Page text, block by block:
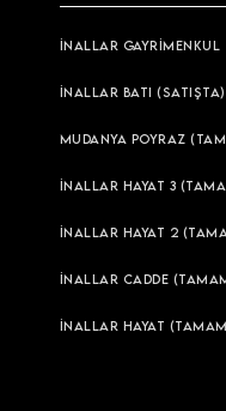
İNALLAR GAYRİMENKUL
İNALLAR BATI (SATIŞTA)
MUDANYA POYRAZ
İNALLAR HAYAT 3
İNALLAR HAYAT 2
İNALLAR CADDE
İNALLAR HAYAT